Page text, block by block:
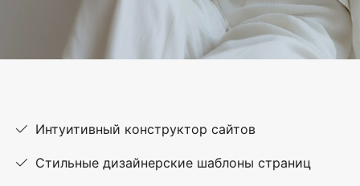
Интуитивный конструктор сайтов
Стильные дизайнерские шаблоны страниц